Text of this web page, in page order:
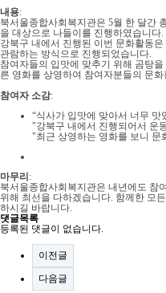
내용:
북서울종합사회복지관은 5월 한 달간
을 대상으로 나들이를 진행하였습니다.
강북구 내에서 진행된 이번 문화활동
관람하는 방식으로 진행되었습니다.
참여자들의 입맛에 맞추기 위해 곰탕
른 영화를 상영하여 참여자분들의 문
참여자 소감:
“식사가 입맛에 맞아서 너무 맛
"강북구 내에서 진행되어서 운
"최근 상영하는 영화를 보니 문
마무리 :
북서울종합사회복지관은 내년에도 참
위해 최선을 다하겠습니다. 함께한 모
하시길 바랍니다.
댓글목록
등록된 댓글이 없습니다.
이전글
다음글